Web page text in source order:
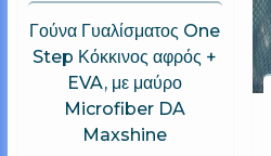
Γούνα Γυαλίσματος One
Step Κόκκινος αφρός +
EVA, με μαύρο
Microfiber DA
Maxshine